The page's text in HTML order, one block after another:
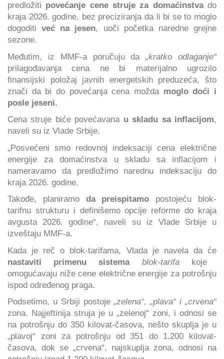
predložiti povećanje cene struje za domaćinstvado
kraja 2026. godine, bez preciziranja da li bi se to moglo
dogoditi već na jesen, uoči početka naredne grejne
sezone.
Međutim, iz MMF-a poručuju da„kratko odlaganje“
prilagođavanja cena ne bi materijalno ugrozilo
finansijski položaj javnih energetskih preduzeća, što
znači da bi do povećanja cena možda moglo doći i
posle jeseni.
Cena struje biće povećavana u skladu sa inflacijom,
naveli su iz Vlade Srbije.
„Posvećeni smo redovnoj indeksaciji cena električne
energije za domaćinstva u skladu sa inflacijom i
nameravamo da predložimo narednu indeksaciju do
kraja 2026. godine.
Takođe, planiramo da preispitamo postojeću blok-
tarifnu strukturu i definišemo opcije reforme do kraja
avgusta 2026. godine“, naveli su iz Vlade Srbije u
izveštaju MMF-a.
Kada je reč o blok-tarifama, Vlada je navela da će
nastaviti primenu sistema
blok-tarifakoje
omogućavaju niže cene električne energije za potrošnju
ispod određenog praga.
Podsetimo, u Srbiji postoje„zelena“, „plava“ i „crvena“
zona. Najjeftinija struja je u „zelenoj“ zoni, i odnosi se
na potrošnju do 350 kilovat-časova, nešto skuplja je u
„plavoj“ zoni za potrošnju od 351 do 1.200 kilovat-
časova, dok se „crvena“, najskuplja zona, odnosi na